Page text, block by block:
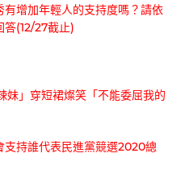
增加年輕人的支持度嗎？請依
(12/27截止)
妹」穿短裙燦笑「不能委屈我的
持誰代表民進黨競選2020總